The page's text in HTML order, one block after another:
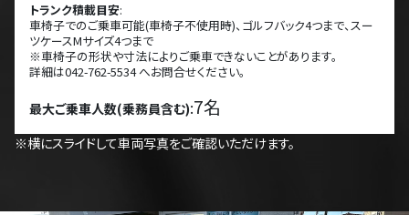
トランク積載目安:
車椅子でのご乗車可能(車椅子不使用時)、ゴルフバック4つまで、スー
ツケースMサイズ4つまで
※車椅子の形状や寸法によりご乗車できないことがあります。
詳細は042-762-5534 へお問合せください。
最大ご乗車人数(乗務員含む):7名
※横にスライドして車両写真をご確認いただけます。